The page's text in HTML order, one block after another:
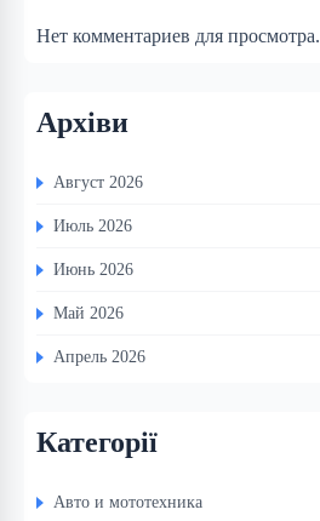
Нет комментариев для просмотра.
Архіви
Август 2026
Июль 2026
Июнь 2026
Май 2026
Апрель 2026
Категорії
Авто и мототехника